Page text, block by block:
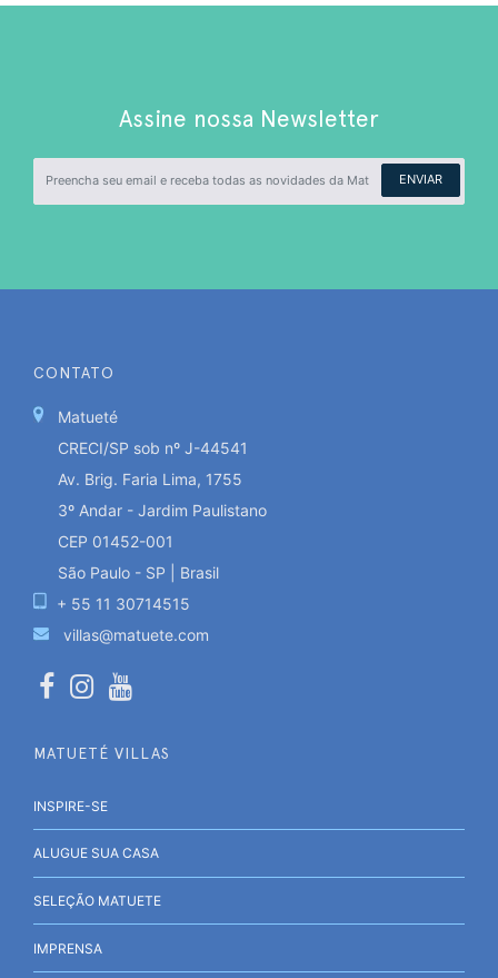
Assine nossa Newsletter
ENVIAR
CONTATO
Matueté
CRECI/SP sob nº J-44541
Av. Brig. Faria Lima, 1755
3º Andar - Jardim Paulistano
CEP 01452-001
São Paulo - SP | Brasil
+ 55 11 30714515
villas@matuete.com
MATUETÉ VILLAS
INSPIRE-SE
ALUGUE SUA CASA
SELEÇÃO MATUETE
IMPRENSA